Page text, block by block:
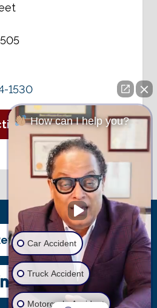
1530
Us
How can I help you?
Car Accident
Truck Accident
Motorcycle Accident